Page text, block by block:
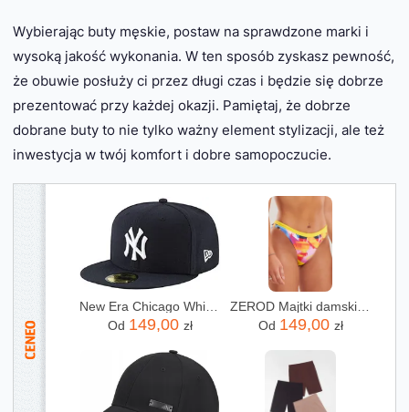
Wybierając buty męskie, postaw na sprawdzone marki i
wysoką jakość wykonania. W ten sposób zyskasz pewność,
że obuwie posłuży ci przez długi czas i będzie się dobrze
prezentować przy każdej okazji. Pamiętaj, że dobrze
dobrane buty to nie tylko ważny element stylizacji, ale też
inwestycja w twój komfort i dobre samopoczucie.
New Era Chicago White Sox Black Base 59Fifty Basecap
Od 149,00 zł
ZEROD Majtki damskie SWIM BOTTOM brushwave
Od 149,00 zł